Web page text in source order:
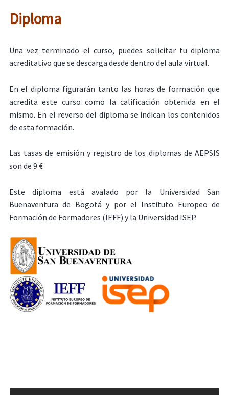
Diploma
Una vez terminado el curso, puedes solicitar tu diploma
acreditativo que se descarga desde dentro del aula virtual.
En el diploma figurarán tanto las horas de formación que
acredita este curso como la calificación obtenida en el
mismo. En el reverso del diploma se indican los contenidos
de esta formación.
Las tasas de emisión y registro de los diplomas de AEPSIS
son de 9 €
Este diploma está avalado por la Universidad San
Buenaventura de Bogotá y por el Instituto Europeo de
Formación de Formadores (IEFF) y la Universidad ISEP.